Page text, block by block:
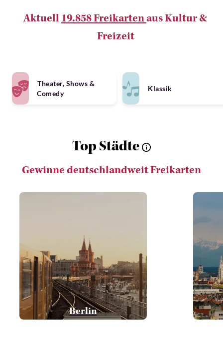
Aktuell19.858 Freikartenaus Kultur &
Freizeit
Theater, Shows &
Comedy
Klassik
Top Städte
Gewinne deutschlandweit Freikarten
Berlin